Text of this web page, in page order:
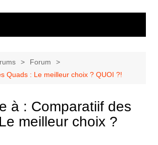
Forum
Quads : Le meilleur choix ? QUOI ?!
à : Comparatiif des
meilleur choix ?